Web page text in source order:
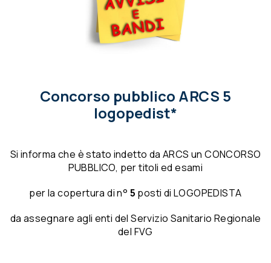
Concorso pubblico ARCS 5
logopedist*
Si informa che è stato indetto da ARCS un CONCORSO
PUBBLICO, per titoli ed esami
per la copertura di n° 5 posti di LOGOPEDISTA
da assegnare agli enti del Servizio Sanitario Regionale
del FVG